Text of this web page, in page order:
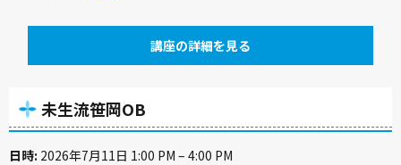
講座の詳細を見る
未生流笹岡OB
日時: 2026年7月11日 1:00 PM – 4:00 PM